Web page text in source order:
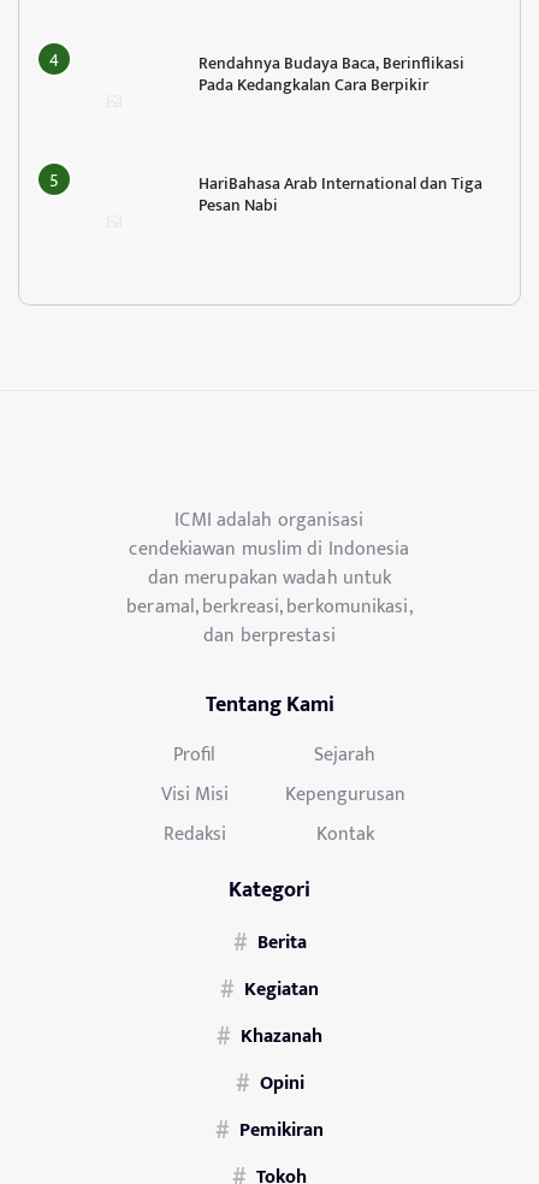
Rendahnya Budaya Baca, Berinflikasi
Pada Kedangkalan Cara Berpikir
HariBahasa Arab International dan Tiga
Pesan Nabi
ICMI adalah organisasi
cendekiawan muslim di Indonesia
dan merupakan wadah untuk
beramal, berkreasi, berkomunikasi,
dan berprestasi
Tentang Kami
Profil
Sejarah
Visi Misi
Kepengurusan
Redaksi
Kontak
Kategori
Berita
Kegiatan
Khazanah
Opini
Pemikiran
Tokoh